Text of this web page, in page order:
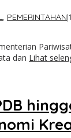
, PEMERINTAHAN|
dan Lihat